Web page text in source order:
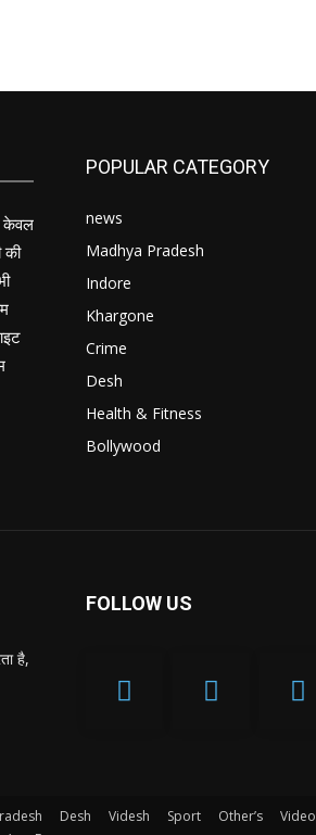
केवल
की
POPULAR CATEGORY
news
Madhya Pradesh
Indore
Khargone
Crime
Desh
Health & Fitness
Bollywood
है,
FOLLOW US
Desh Videsh Sport Other’s
Video